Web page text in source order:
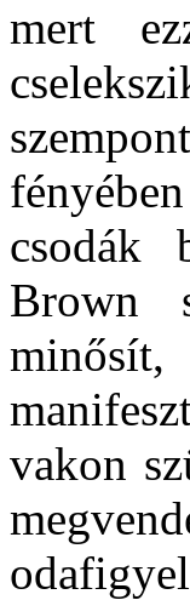
mert
csodák
Brown
vakon